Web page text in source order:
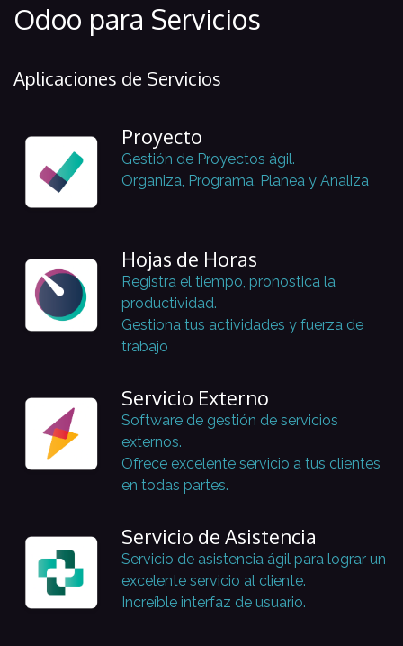
Odoo para Servicios
Aplicaciones de Servicios
Proyecto
Gestión de Proyectos ágil.
Organiza, Programa, Planea y Analiza
Hojas de Horas
Registra el tiempo, pronostica la
productividad.
Gestiona tus actividades y fuerza de
trabajo
Servicio Externo
Software de gestión de servicios
externos.
Ofrece excelente servicio a tus clientes
en todas partes.
Servicio de Asistencia
Servicio de asistencia ágil para lograr un
excelente servicio al cliente.
Increíble interfaz de usuario.